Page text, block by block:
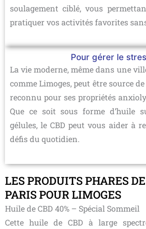
soulagement ciblé, vous
pratiquer vos activités favorites
Pour gérer le
La vie moderne, même dans une
comme Limoges, peut être source de
reconnu pour ses propriétés
Que ce soit sous forme d’huile
gélules, le CBD peut vous aider à
défis du quotidien.
LES PRODUITS PHARES
PARIS POUR LIMOGES
Huile de CBD 40% – Spécial Sommeil
Cette huile de CBD à large